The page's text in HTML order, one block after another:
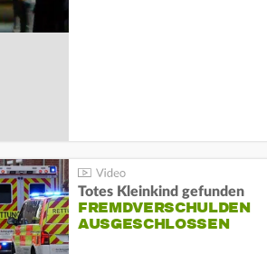
Totes Kleinkind gefunden
FREMDVERSCHULDEN
AUSGESCHLOSSEN